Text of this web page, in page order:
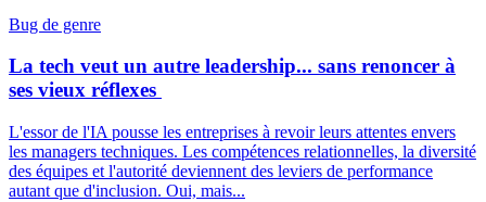
Bug de genre
La tech veut un autre leadership... sans renoncer à
ses vieux réflexes
L'essor de l'IA pousse les entreprises à revoir leurs attentes envers
les managers techniques. Les compétences relationnelles, la diversité
des équipes et l'autorité deviennent des leviers de performance
autant que d'inclusion. Oui, mais...